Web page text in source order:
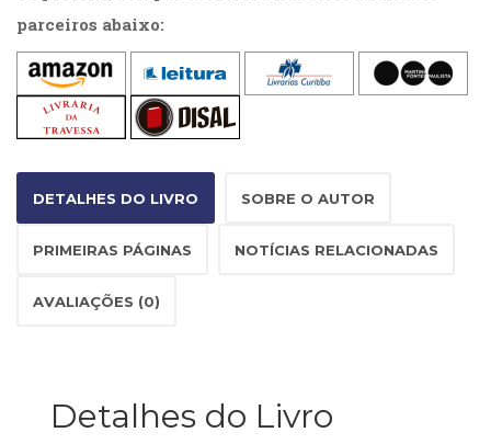
Ensaios
(69)
Obras
de
referência
(48)
(Programação
Neurolingüística)
(41)
Psicodrama
Psicologia,
parceiros abaixo:
DETALHES DO LIVRO SOBRE O AUTOR
PRIMEIRAS PÁGINAS NOTÍCIAS RELACIONADAS
AVALIAÇÕES (0)
Detalhes do Livro